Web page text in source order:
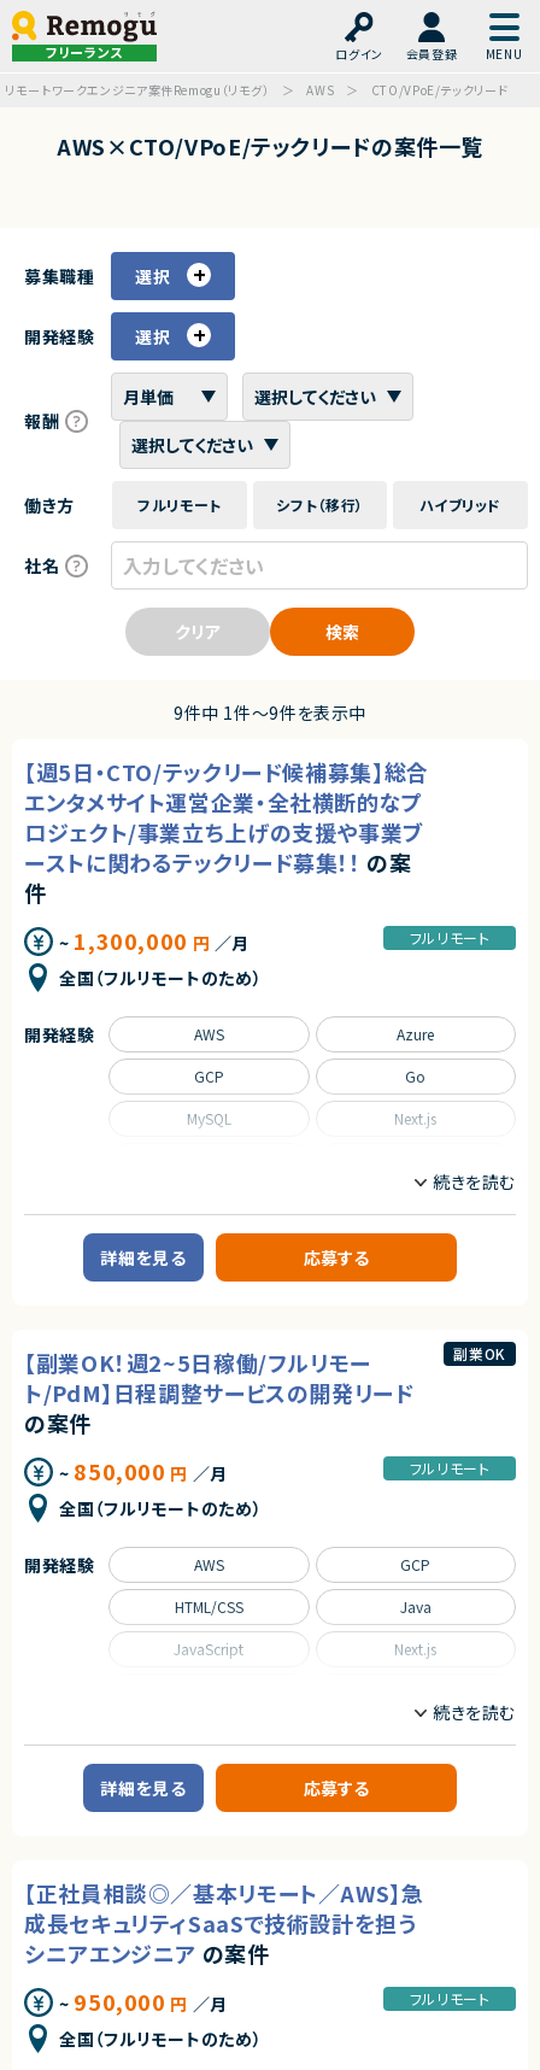
フリーランス ログイン
会員登録
リモートワークエンジニア案件Remogu（リモグ）
AWS CTO/VPoE/テックリード
AWS×CTO/VPoE/テックリードの案件一覧
募集職種 選択
開発経験 選択
報酬
働き方 フルリモート シフト（移行） ハイブリッド
社名
クリア 検索
9件中 1件〜9件を表示中
【週5日・CTO/テックリード候補募集】総合
エンタメサイト運営企業・全社横断的なプ
ロジェクト/事業立ち上げの支援や事業ブ
ーストに関わるテックリード募集！！ の案
件
~ 1,300,000 円 ／月
全国（フルリモートのため）
フルリモート
CTO/VPoE/テックリード
インフラエンジニア/SRE
■事業概要
事業部を横断した開発の支援を行う部署です。
事業立ち上げの支援や事業ブーストするための横断支援を行います。
一つのサービスだけじゃなく、様々なサービスと関わり事業をブーストするた
迅速なキャッチアップを求められますが横断的に事業に関わることで様々な
開発環境に携わることができます。
今回は開発支援のプロジェクトの増加に基づき、開発業務から開発支援を
行っていただくフルスタックエンジニアを募集します！
■募集背景
テックリード室は支援を求めている各事業や全社横断的なプロジェクトにた
いして技術支援を行う組織です。
単に技術に精通しているだけではなく、事業を成長させ続けるために技術
を最大限に活用するといった技術投資の目線と、開発組織を牽引していくこ
とができるリーダーシップを持った、CTOやテックリード等の経験を持った仲
なプロジェクトに関わることができます。
・CTOやVPoEと連携して開発組織および様々なプロダクトの課題解決
・全社横断のプロジェクトや新規事業の立ち上げを事業計画フェーズから支
両面から推進
・開発組織の課題解決、エンジニアの育成、採用支援
■ポジションの魅力
特定のプロダクトを持たない組織だからこそ俯瞰的に課題を見極め、全体
最適となる解決策を打っていくことが求められます。
テックリード室として全社を俯瞰して施策を考えるだけでなく、主担当となる
事業においては事業部の開発チームと共に事業に深くコミットしていただく
開発経験 AWS Azure
GCP Go
MySQL Next.js
詳細を見る 応募する
【副業OK！週2~5日稼働/フルリモー
ト/PdM】日程調整サービスの開発リード
の案件
~ 850,000 円 ／月
全国（フルリモートのため）
フルリモート
副業OK
CTO/VPoE/テックリード
プロジェクトマネージャー
プロジェクトリーダー
インフラエンジニア/SRE
フロントエンドエンジニア
サーバーサイドエンジニア
◆業務内容
日程調整を支援するSaaSプロダクトにおいて、企画・設計から改善まで、プ
ロダクト開発を主導していただくポジションです。
開発経験 AWS GCP
HTML/CSS Java
JavaScript Next.js
Spring Spring Boot
TypeScript
詳細を見る 応募する
【正社員相談◎／基本リモート／AWS】急
成長セキュリティSaaSで技術設計を担う
シニアエンジニア の案件
~ 950,000 円 ／月
全国（フルリモートのため）
フルリモート